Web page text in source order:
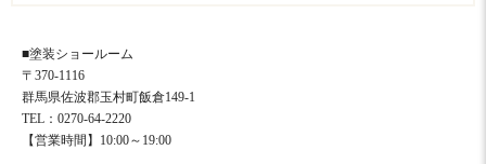
■塗装ショールーム
〒370-1116
群馬県佐波郡玉村町飯倉149-1
TEL：0270-64-2220
【営業時間】10:00～19:00